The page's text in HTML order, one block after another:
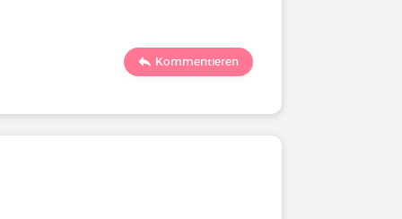
Kommentieren